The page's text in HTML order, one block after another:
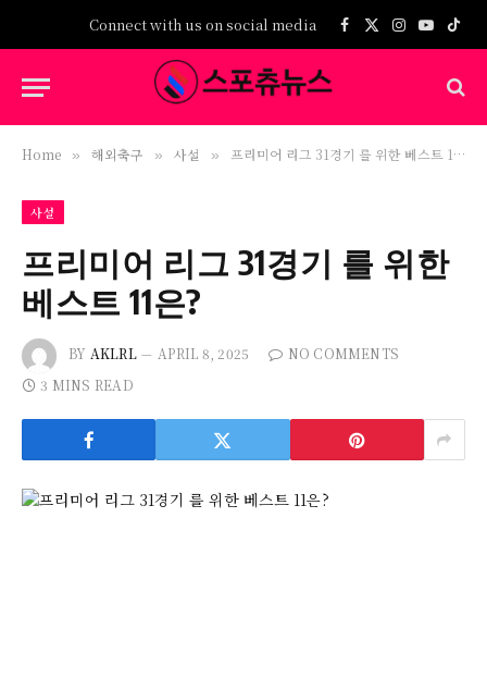
Connect with us on social media Facebook
X
Instagram
Home » 해외축구 » 사설 » 프리미어 리그 31경기 를 위한 베스트 11은?
사설
프리미어 리그 31경기 를 위한
베스트 11은?
BY AKLRL APRIL 8, 2025
NO COMMENTS
3 MINS READ